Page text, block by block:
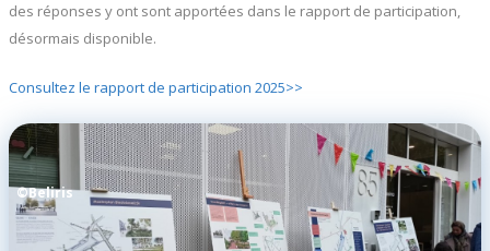
des réponses y ont sont apportées dans le rapport de participation,
désormais disponible.
Consultez le rapport de participation 2025>>
©Beliris